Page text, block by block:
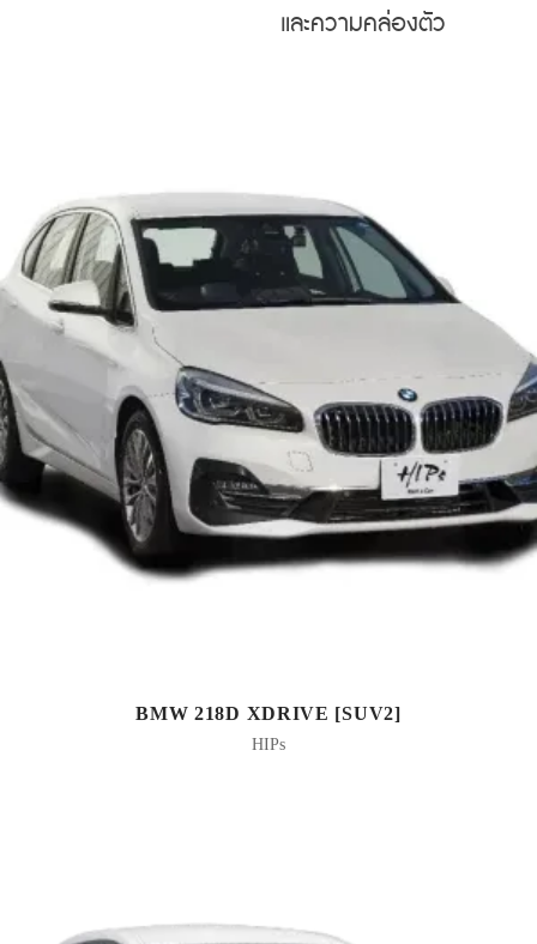
และความคล่องตัว
BMW 218D XDRIVE [SUV2]
HIPs